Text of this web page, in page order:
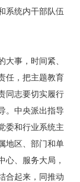
系统内干部队伍
事，时间紧、
任，把主题教育
同志要切实履行
。中央派出指导
委和行业系统主
地区、部门和单
心、服务大局，
合起来，同推动